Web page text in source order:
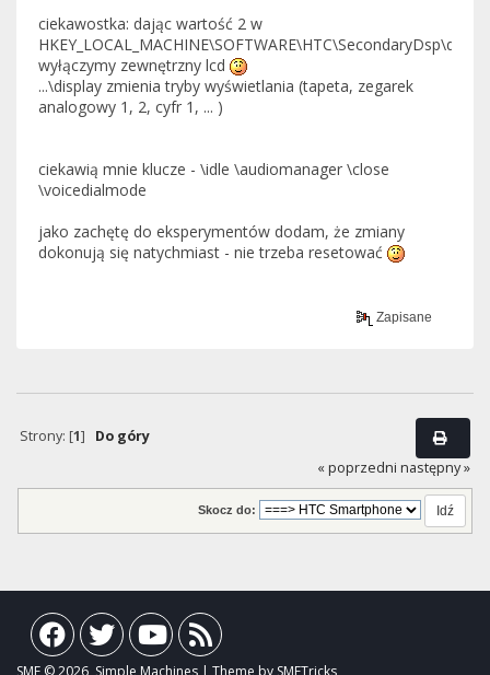
ciekawostka: dając wartość 2 w
wyłączymy zewnętrzny lcd
...\display zmienia tryby wyświetlania (tapeta, zegarek
analogowy 1, 2, cyfr 1, ... )
ciekawią mnie klucze - \idle \audiomanager \close
\voicedialmode
jako zachętę do eksperymentów dodam, że zmiany
dokonują się natychmiast - nie trzeba resetować
Zapisane
Strony: [1] Do góry
« poprzedni następny »
Skocz do: